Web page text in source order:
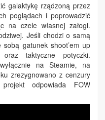
galaktykę rządzoną przez
poglądach i poprowadzić
na czele własnej załogi.
Jeśli chodzi o samą
gatunek shoot’em up
taktyczne potyczki.
na Steamie, na
zrezygnowano z cenzury
odpowiada FOW